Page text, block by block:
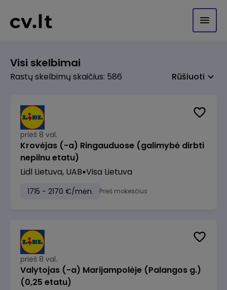
Visi skelbimai
Rastų skelbimų skaičius: 586 Rūšiuoti
prieš 8 val.
Krovėjas (-a) Ringauduose (galimybė dirbti
nepilnu etatu)
Lidl Lietuva, UAB Visa Lietuva
1715 - 2170 €/mėn. Prieš mokesčius
prieš 8 val.
Valytojas (-a) Marijampolėje (Palangos g.)
(0,25 etatu)